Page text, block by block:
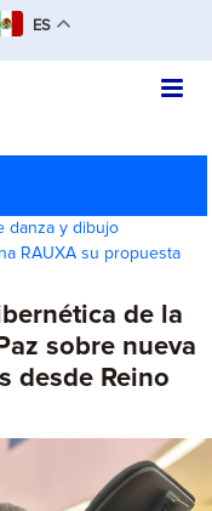
ES
danza y dibujo
RAUXA su propuesta
de la
sobre nueva
desde Reino